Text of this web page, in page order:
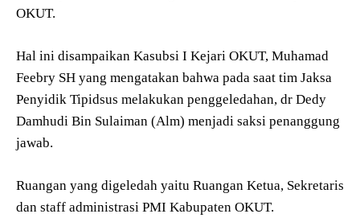
OKUT.
Hal ini disampaikan Kasubsi I Kejari OKUT, Muhamad
Feebry SH yang mengatakan bahwa pada saat tim Jaksa
Penyidik Tipidsus melakukan penggeledahan, dr Dedy
Damhudi Bin Sulaiman (Alm) menjadi saksi penanggung
jawab.
Ruangan yang digeledah yaitu Ruangan Ketua, Sekretaris
dan staff administrasi PMI Kabupaten OKUT.